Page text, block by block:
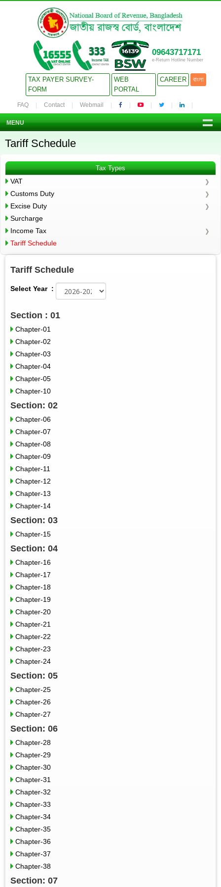
09643717171
e-Return Hotline Number
TAX PAYER SURVEY-
FORM
WEB
PORTAL
CAREER বাংলা
FAQ Contact Webmail
MENU
Tariff Schedule
Tax Types
VAT
Customs Duty
Excise Duty
Surcharge
Income Tax
Tariff Schedule
Tariff Schedule
Select Year :
Section : 01
Chapter-01
Chapter-02
Chapter-03
Chapter-04
Chapter-05
Chapter-10
Section: 02
Chapter-06
Chapter-07
Chapter-08
Chapter-09
Chapter-11
Chapter-12
Chapter-13
Chapter-14
Section: 03
Chapter-15
Section: 04
Chapter-16
Chapter-17
Chapter-18
Chapter-19
Chapter-20
Chapter-21
Chapter-22
Chapter-23
Chapter-24
Section: 05
Chapter-25
Chapter-26
Chapter-27
Section: 06
Chapter-28
Chapter-29
Chapter-30
Chapter-31
Chapter-32
Chapter-33
Chapter-34
Chapter-35
Chapter-36
Chapter-37
Chapter-38
Section: 07